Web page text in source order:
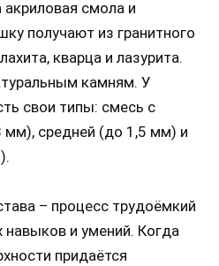
смола и
получают из гранитного
кварца и лазурита.
камням. У
свои типы: смесь с
мм), средней (до 1,5 мм) и
– процесс трудоёмкий
навыков и умений. Когда
придаётся